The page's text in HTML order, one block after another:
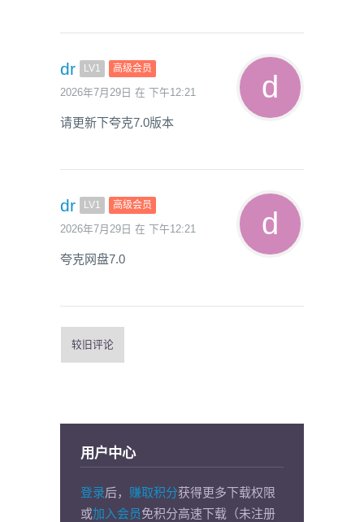
dr LV1 高级会员
2026年7月29日 在 下午12:21
请更新下夸克7.0版本
dr LV1 高级会员
2026年7月29日 在 下午12:21
夸克网盘7.0
较旧评论
用户中心
登录后， 赚取积分获得更多下载权限
或加入会员免积分高速下载（未注册